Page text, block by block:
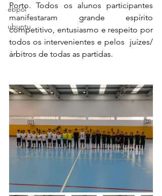
ebpol
ubuntu
Porto. Todos os alunos participantes
manifestaram grande espírito
competitivo, entusiasmo e respeito por
todos os intervenientes e pelos
juízes/
árbitros de todas as partidas.